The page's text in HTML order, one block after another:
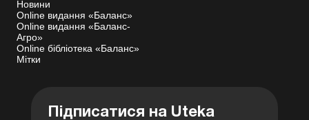
Новини
Online видання «Баланс»
Online видання «Баланс-
Агро»
Online бібліотека «Баланс»
Мітки
Підписатися на Uteka